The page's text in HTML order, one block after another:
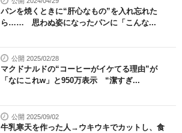
パンを焼くときに“肝心なもの”を入れ忘れた
ら…… 思わぬ姿になったパンに「こんな...
公開 2025/02/28
マクドナルドの“コーヒーがイケてる理由”が
「なにこれw」と950万表示 “潔すぎ...
公開 2025/09/02
牛乳寒天を作った人→ウキウキでカットし、食